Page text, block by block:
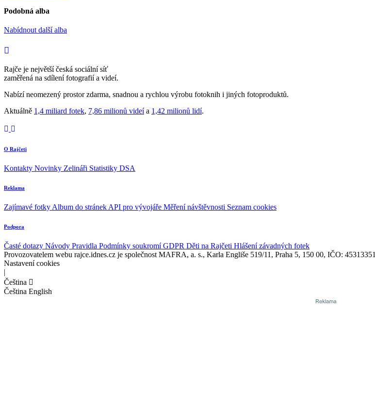
Podobná alba
Nabídnout další alba
Rajče je největší česká sociální síť
zaměřená na sdílení fotografií a videí.
Nabízí neomezený prostor zdarma, snadnou a rychlou výrobu fotoknih i jiných fotoproduktů.
Aktuálně 1,4 miliard fotek, 7,86 milionů videía 1,42 milionů lidí.
O Rajčeti
Kontakty Novinky Zelináři Statistiky DSA
Reklama
Zajímavé fotky Album do stránek API pro vývojáře Měření návštěvnosti Seznam cookies
Podpora
Časté dotazy Návody Pravidla Podmínky soukromíGDPR Děti na Rajčeti Hlášení závadných fotek
Provozovatelem webu rajce.idnes.cz je společnost MAFRA, a. s., Karla Engliše 519/11, Praha 5, 150 00, IČO: 45313351
Nastavení cookies
|
Čeština
Čeština English